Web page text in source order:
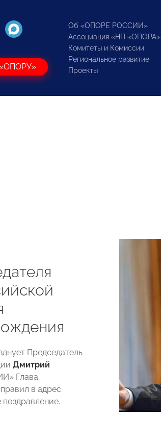
Об «ОПОРЕ РОССИИ»
Ассоциация «НП «ОПОРА»
Комитеты и Комиссии
Региональное развитие
Проекты
Председатель
Дмитрий
Глава
в адрес